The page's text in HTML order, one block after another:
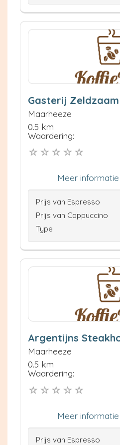
Gasterij Zeldzaam
Maarheeze
0.5 km
Waardering:
Meer informatie
Prijs van Espresso
Prijs van Cappuccino
Type
Argentijns
Maarheeze
0.5 km
Waardering:
Meer informatie
Prijs van Espresso